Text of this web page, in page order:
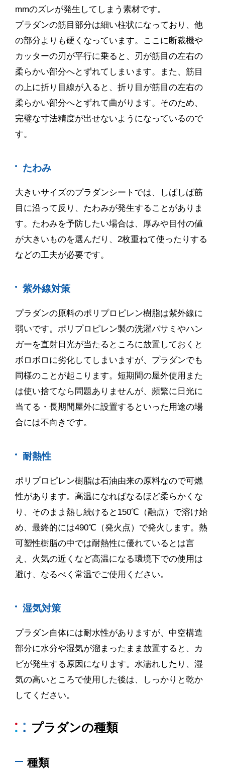
mmのズレが発生してしまう素材です。
プラダンの筋目部分は細い柱状になっており、他
の部分よりも硬くなっています。ここに断裁機や
カッターの刃が平行に乗ると、刃が筋目の左右の
柔らかい部分へとずれてしまいます。また、筋目
の上に折り目線が入ると、折り目が筋目の左右の
柔らかい部分へとずれて曲がります。そのため、
完璧な寸法精度が出せないようになっているので
す。
たわみ
大きいサイズのプラダンシートでは、しばしば筋
目に沿って反り、たわみが発生することがありま
す。たわみを予防したい場合は、厚みや目付の値
が大きいものを選んだり、 2枚重ねて使ったりする
などの工夫が必要です。
紫外線対策
プラダンの原料のポリプロピレン樹脂は紫外線に
弱いです。ポリプロピレン製の洗濯バサミやハン
ガーを直射日光が当たるところに放置しておくと
ボロボロに劣化してしまいますが、プラダンでも
同様のことが起こります。短期間の屋外使用また
は使い捨てなら問題ありませんが、頻繁に日光に
当てる・長期間屋外に設置するといった用途の場
合には不向きです。
耐熱性
ポリプロピレン樹脂は石油由来の原料なので可燃
性があります。高温になればなるほど柔らかくな
り、そのまま熱し続けると 150℃ （融点）で溶け始
め、最終的には490℃ （発火点）で発火します。熱
可塑性樹脂の中では耐熱性に優れているとは言
え、火気の近くなど高温になる環境下での使用は
避け、なるべく常温でご使用ください。
湿気対策
プラダン自体には耐水性がありますが、中空構造
部分に水分や湿気が溜まったまま放置すると、カ
ビが発生する原因になります。水濡れしたり、湿
気の高いところで使用した後は、しっかりと乾か
してください。
プラダンの種類
種類